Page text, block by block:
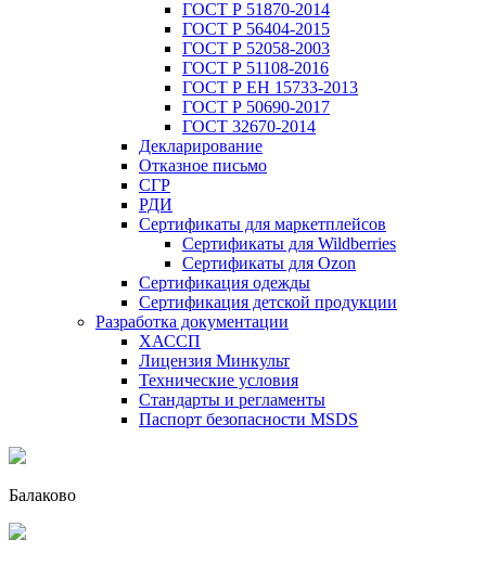
ГОСТ Р 51870-2014
ГОСТ Р 56404-2015
ГОСТ Р 52058-2003
ГОСТ Р 51108-2016
ГОСТ Р ЕН 15733-2013
ГОСТ Р 50690-2017
ГОСТ 32670-2014
Декларирование
Отказное письмо
СГР
РДИ
Сертификаты для маркетплейсов
Сертификаты для Wildberries
Сертификаты для Ozon
Сертификация одежды
Сертификация детской продукции
Разработка документации
ХАССП
Лицензия Минкульт
Технические условия
Стандарты и регламенты
Паспорт безопасности MSDS
Балаково